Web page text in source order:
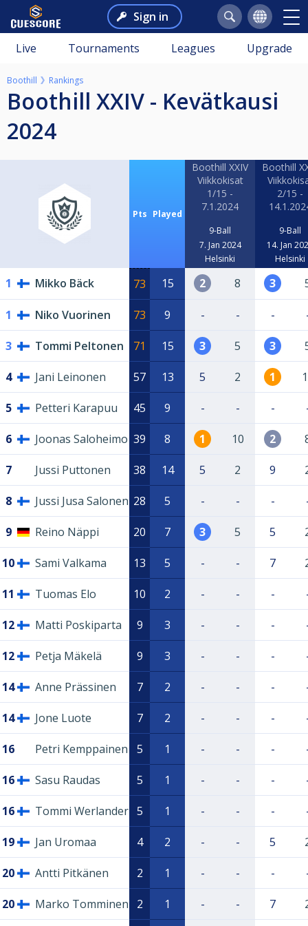
Sign in
Live Tournaments Leagues Upgrade
Boothill Rankings
Boothill XXIV - Kevätkausi
2024
Pts Played
Boothill XXIV
Viikkokisat
1/15 -
7.1.2024
9-Ball
7. Jan 2024
Helsinki
Boothill
2/15 -
9-Ball
14. Jan
Helsinki
1 Mikko Bäck 73 15 2 8 3
1 Niko Vuorinen 73 9 - - -
3 Tommi Peltonen 71 15 3 5 3
4 Jani Leinonen 57 13 5 2 1
5 Petteri Karapuu 45 9 - - -
6 Joonas Saloheimo 39 8 1 10 2
7 Jussi Puttonen 38 14 5 2 9
8 Jussi Jusa Salonen 28 5 - - -
9 Reino Näppi 20 7 3 5 5
10 Sami Valkama 13 5 - - 7
11 Tuomas Elo 10 2 - - -
12 Matti Poskiparta 9 3 - - -
12 Petja Mäkelä 9 3 - - -
14 Anne Prässinen 7 2 - - -
14 Jone Luote 7 2 - - -
16 Petri Kemppainen 5 1 - - -
16 Sasu Raudas 5 1 - - -
16 Tommi Werlander 5 1 - - -
19 Jan Uromaa 4 2 - - 5
20 Antti Pitkänen 2 1 - - -
20 Marko Tomminen 2 1 - - 7